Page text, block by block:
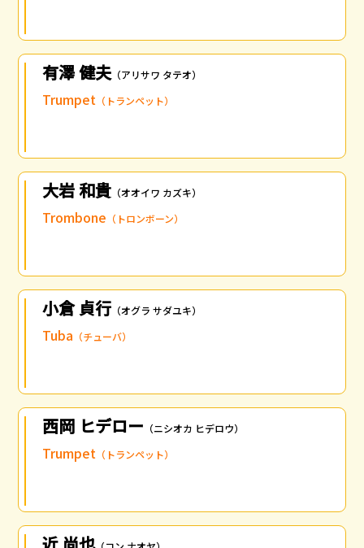
有澤 健夫 （アリサワ タテオ）
Trumpet （トランペット）
大岩 和貴 （オオイワ カズキ）
Trombone （トロンボーン）
小倉 貞行 （オグラ サダユキ）
Tuba （チューバ）
西岡 ヒデロー （ニシオカ ヒデロウ）
Trumpet （トランペット）